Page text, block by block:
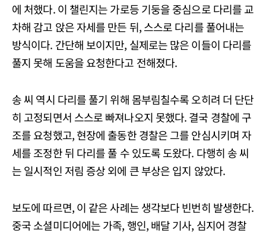
에 처했다. 이 챌린지는 가로등 기둥을 중심으로 다리를 교
차해 감고 앉은 자세를 만든 뒤, 스스로 다리를 풀어내는
방식이다. 간단해 보이지만, 실제로는 많은 이들이 다리를
풀지 못해 도움을 요청한다고 전해졌다.
송 씨 역시 다리를 풀기 위해 몸부림칠수록 오히려 더 단단
히 고정되면서 스스로 빠져나오지 못했다. 결국 경찰에 구
조를 요청했고, 현장에 출동한 경찰은 그를 안심시키며 자
세를 조정한 뒤 다리를 풀 수 있도록 도왔다. 다행히 송 씨
는 일시적인 저림 증상 외에 큰 부상은 입지 않았다.
보도에 따르면, 이 같은 사례는 생각보다 빈번히 발생한다.
중국 소셜미디어에는 가족, 행인, 배달 기사, 심지어 경찰